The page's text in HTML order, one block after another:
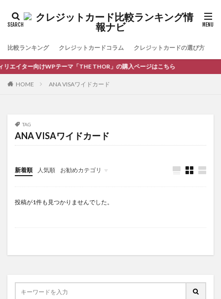
比較ランキング クレジットカードコラム クレジットカードの選び方
エイター向けWPテーマ「THE THOR」の購入ページはこちら
HOME ANA VISAワイドカード
TAG
ANA VISAワイドカード
新着順 人気順 お勧めカテゴリ
コラム
投稿が1件も見つかりませんでした。